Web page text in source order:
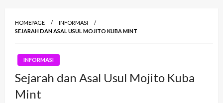
HOMEPAGE
INFORMASI
SEJARAH DAN ASAL USUL MOJITO KUBA MINT
INFORMASI
Sejarah dan Asal Usul Mojito Kuba
Mint